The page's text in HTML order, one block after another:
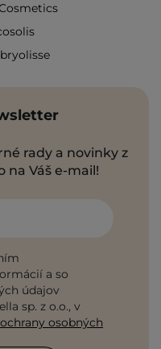
rady a novinky z
na Váš e-mail!
a so
údajov
sp. z o.o., v
osobných